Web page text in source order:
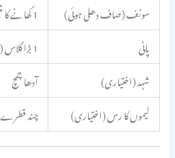
سونف (صاف دھلی ہوئی)
1 کھانے کا چمچ (تقریباً 5 گرام)
پانی
1 بڑا گلاس (250-300 ملی لیٹر)
شہد (اختیاری)
آدھا چمچ
لیموں کا رس (اختیاری)
چند قطرے